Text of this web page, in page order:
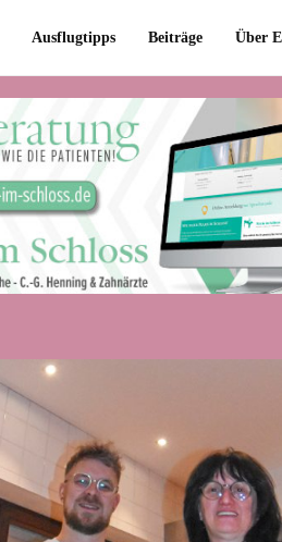
Ausflugtipps Beiträge Über